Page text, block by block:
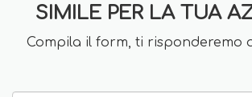
SIMILE PER LA TUA
Compila il form, ti risponderemo